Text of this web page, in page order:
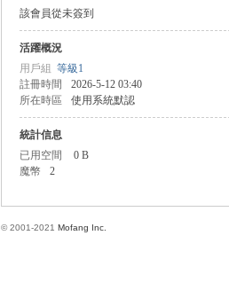
該會員從未簽到
活躍概況
用戶組 等級1
註冊時間
2026-5-12 03:40
所在時區
使用系統默認
統計信息
已用空間
0 B
魔幣
2
© 2001-2021 Mofang Inc.